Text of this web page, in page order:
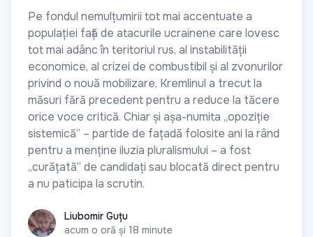
Pe fondul nemulțumirii tot mai accentuate a
populației față de atacurile ucrainene care lovesc
tot mai adânc în teritoriul rus, al instabilității
economice, al crizei de combustibil și al zvonurilor
privind o nouă mobilizare, Kremlinul a trecut la
măsuri fără precedent pentru a reduce la tăcere
orice voce critică. Chiar și așa-numita „opoziție
sistemică” – partide de fațadă folosite ani la rând
pentru a menține iluzia pluralismului – a fost
„curățată” de candidați sau blocată direct pentru
a nu paticipa la scrutin.
Liubomir Guțu
Liubomir Guțu
acum o oră și 18 minute